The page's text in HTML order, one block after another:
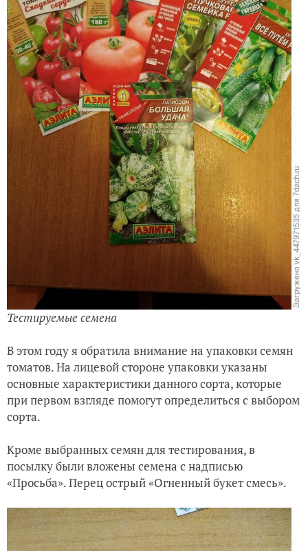
Тестируемые семена
В этом году я обратила внимание на упаковки семян
томатов. На лицевой стороне упаковки указаны
основные характеристики данного сорта, которые
при первом взгляде помогут определиться с выбором
сорта.
Кроме выбранных семян для тестирования, в
посылку были вложены семена с надписью
«Просьба». Перец острый «Огненный букет смесь».